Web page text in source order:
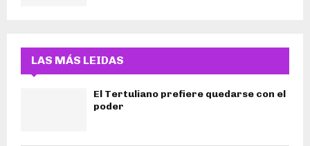
LAS MÁS LEIDAS
El Tertuliano prefiere quedarse con el
poder